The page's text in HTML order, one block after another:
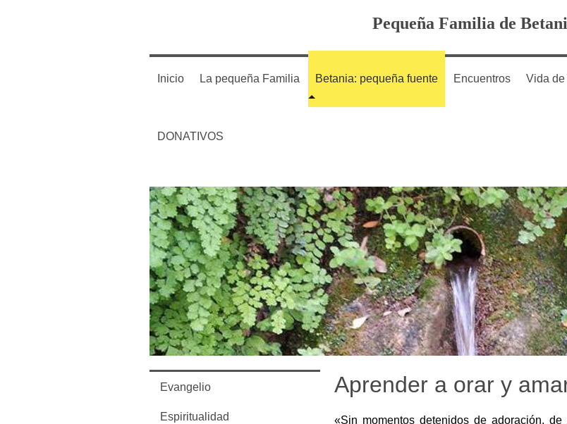
Pequeña Familia de
Inicio La pequeña Familia Betania: pequeña fuente Encuentros Vida de
DONATIVOS
Aprender a orar y
«Sin momentos detenidos de adoración,
Evangelio
Espiritualidad